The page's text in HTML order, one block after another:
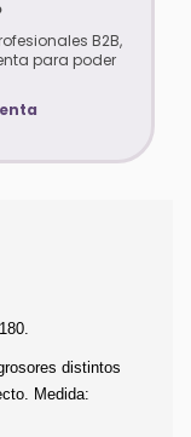
B2B,
para poder
distintos
Medida: